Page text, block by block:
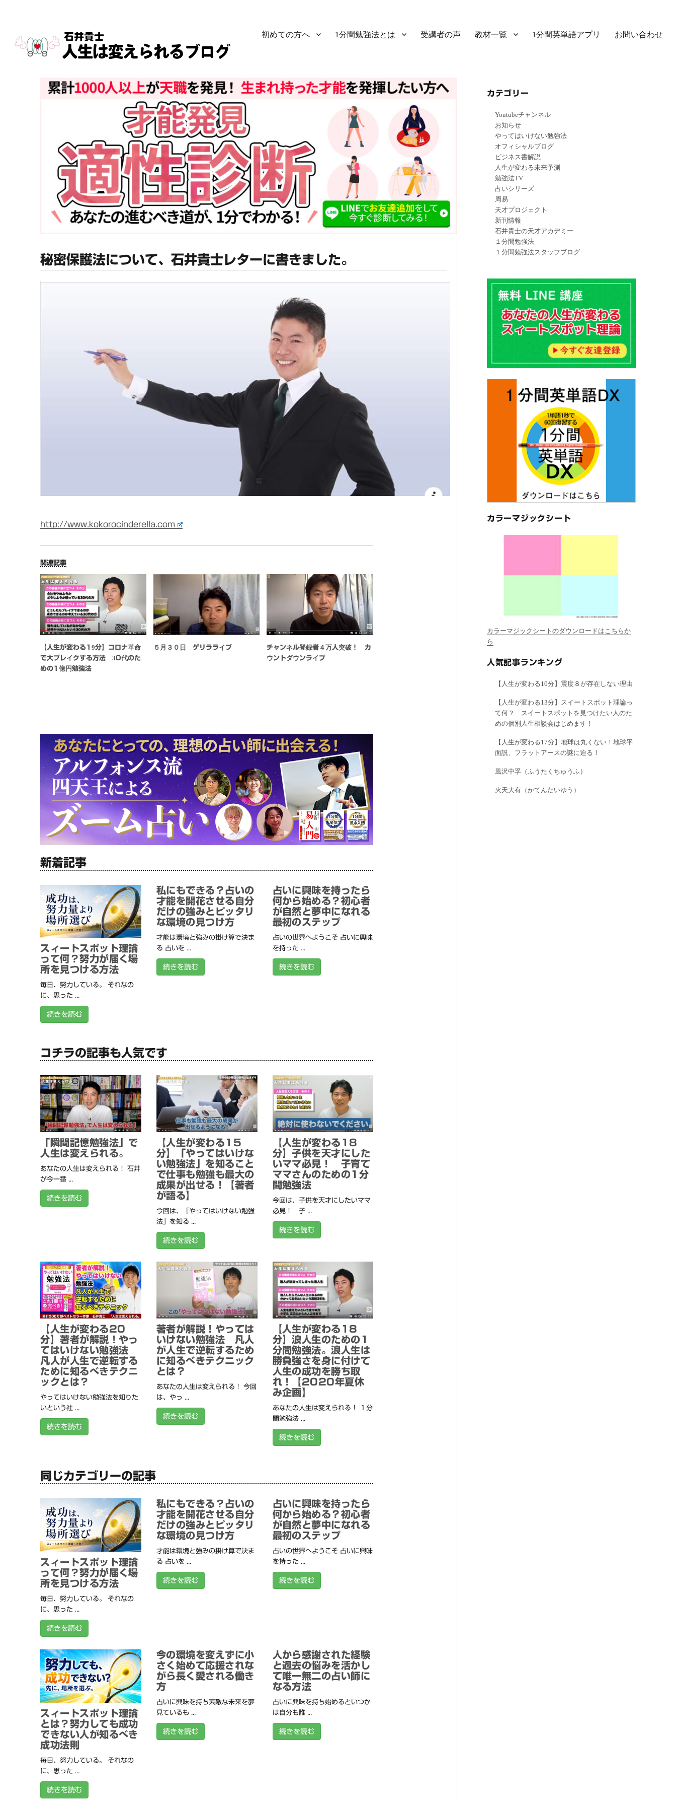
初めての方へ 1分間勉強法とは 受講者の声 教材一覧 1分間英単語アプリ お問い合わせ
秘密保護法について、石井貴士レターに書きました。
http://www.kokorocinderella.com
関連記事
【人生が変わる19分】コロナ革命
で大ブレイクする方法 30代のた
めの1億円勉強法
５月３０日 ゲリラライブ
チャンネル登録者４万人突破！ カ
ウントダウンライブ
新着記事
スィートスポット理論
って何？努力が届く場
所を見つける方法
毎日、努力している。 それなの
に、思った ...
続きを読む
私にもできる？占いの
才能を開花させる自分
だけの強みとピッタリ
な環境の見つけ方
才能は環境と強みの掛け算で決ま
る 占いを ...
続きを読む
占いに興味を持ったら
何から始める？初心者
が自然と夢中になれる
最初のステップ
占いの世界へようこそ 占いに興味
を持った ...
続きを読む
コチラの記事も人気です
「瞬間記憶勉強法」で
人生は変えられる。
あなたの人生は変えられる！ 石井
が今一番 ...
続きを読む
【人生が変わる15
分】「やってはいけな
い勉強法」を知ること
で仕事も勉強も最大の
成果が出せる！【著者
が語る】
今回は、「やってはいけない勉強
法」を知る ...
続きを読む
【人生が変わる18
分】子供を天才にした
いママ必見！ 子育て
ママさんのための1分
間勉強法
今回は、子供を天才にしたいママ
必見！ 子 ...
続きを読む
【人生が変わる20
分】著者が解説！やっ
てはいけない勉強法
凡人が人生で逆転する
ために知るべきテクニ
ックとは？
やってはいけない勉強法を知りた
いという社 ...
続きを読む
著者が解説！やっては
いけない勉強法 凡人
が人生で逆転するため
に知るべきテクニック
とは？
あなたの人生は変えられる！ 今回
は、やっ ...
続きを読む
【人生が変わる18
分】浪人生のための1
分間勉強法。浪人生は
勝負強さを身に付けて
人生の成功を勝ち取
れ！【2020年夏休
み企画】
あなたの人生は変えられる！ １分
間勉強法 ...
続きを読む
同じカテゴリーの記事
スィートスポット理論
って何？努力が届く場
所を見つける方法
毎日、努力している。 それなの
に、思った ...
続きを読む
私にもできる？占いの
才能を開花させる自分
だけの強みとピッタリ
な環境の見つけ方
才能は環境と強みの掛け算で決ま
る 占いを ...
続きを読む
占いに興味を持ったら
何から始める？初心者
が自然と夢中になれる
最初のステップ
占いの世界へようこそ 占いに興味
を持った ...
続きを読む
スィートスポット理論
とは？努力しても成功
できない人が知るべき
成功法則
毎日、努力している。 それなの
に、思った ...
続きを読む
今の環境を変えずに小
さく始めて応援されな
がら長く愛される働き
方
占いに興味を持ち素敵な未来を夢
見ているも ...
続きを読む
人から感謝された経験
と過去の悩みを活かし
て唯一無二の占い師に
なる方法
占いに興味を持ち始めるといつか
は自分も誰 ...
続きを読む
カテゴリー
Youtubeチャンネル
お知らせ
やってはいけない勉強法
オフィシャルブログ
ビジネス書解説
人生が変わる未来予測
勉強法TV
占いシリーズ
周易
天才プロジェクト
新刊情報
石井貴士の天才アカデミー
１分間勉強法
１分間勉強法スタッフブログ
カラーマジックシート
カラーマジックシートのダウンロードはこちらか
ら
人気記事ランキング
【人生が変わる10分】震度８が存在しない理由
【人生が変わる13分】スイートスポット理論っ
て何？ スイートスポットを見つけたい人のた
めの個別人生相談会はじめます！
【人生が変わる17分】地球は丸くない！地球平
面説、フラットアースの謎に迫る！
風沢中孚（ふうたくちゅうふ）
火天大有（かてんたいゆう）